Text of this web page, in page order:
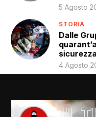
5 Agosto
STORIA
Dalle
4 Agosto